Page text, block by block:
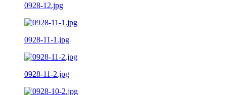
0928-12.jpg
0928-11-1.jpg
0928-11-2.jpg